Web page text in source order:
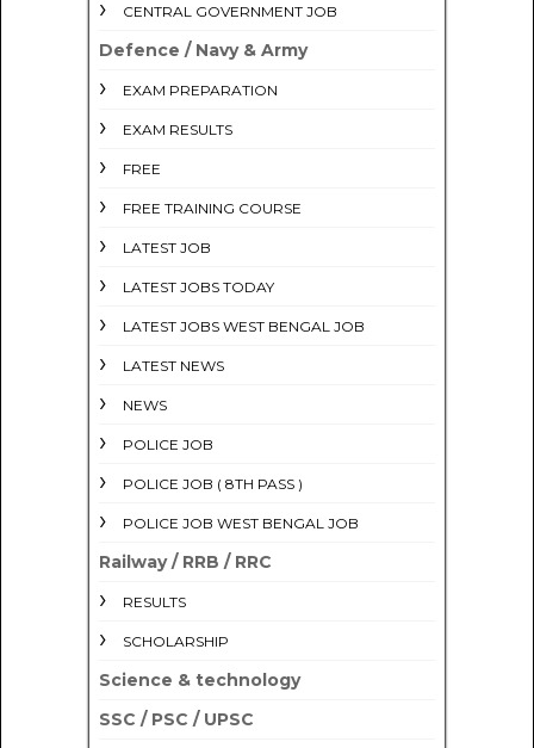
CENTRAL GOVERNMENT JOB
Defence / Navy & Army
EXAM PREPARATION
EXAM RESULTS
FREE
FREE TRAINING COURSE
LATEST JOB
LATEST JOBS TODAY
LATEST JOBS WEST BENGAL JOB
LATEST NEWS
NEWS
POLICE JOB
POLICE JOB ( 8TH PASS )
POLICE JOB WEST BENGAL JOB
Railway / RRB / RRC
RESULTS
SCHOLARSHIP
Science & technology
SSC / PSC / UPSC